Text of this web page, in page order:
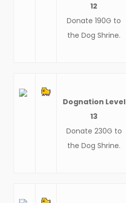
12
Donate 190G to
the Dog Shrine.
Dognation Level
13
Donate 230G to
the Dog Shrine.